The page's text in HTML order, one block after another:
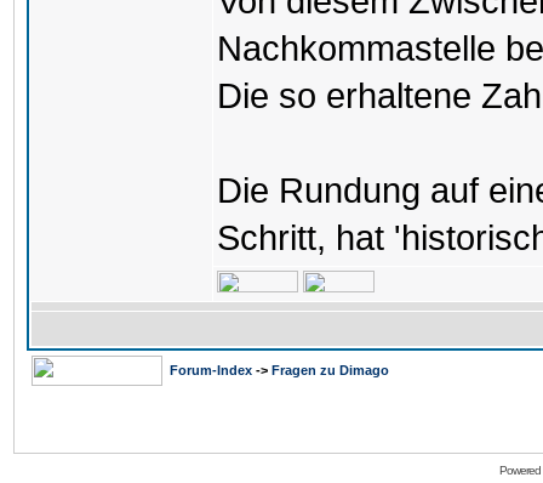
Nachkommastelle
Die so erhaltene
Die Rundung auf
Schritt, hat
Forum-Index -> Fragen zu Dimago